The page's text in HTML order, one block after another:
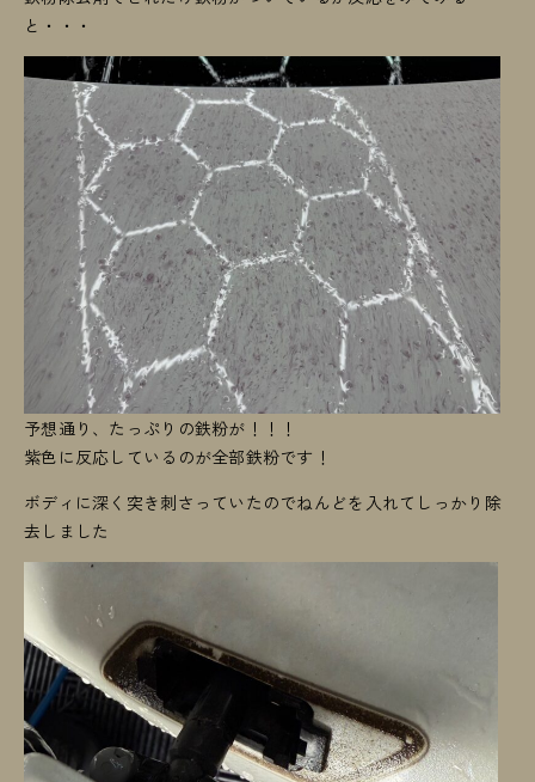
と・・・
予想通り、たっぷりの鉄粉が！！！
紫色に反応しているのが全部鉄粉です！
ボディに深く突き刺さっていたのでねんどを入れてしっかり除
去しました